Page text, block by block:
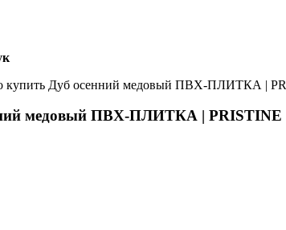
купить Дуб оcенний медовый ПВХ-ПЛИТКА |
медовый ПВХ-ПЛИТКА | PRISTINE